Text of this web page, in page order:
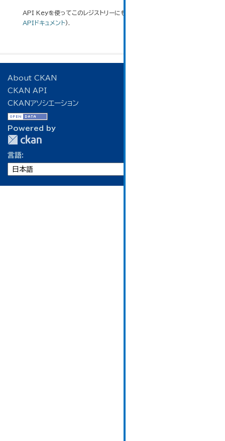
API Keyを使ってこのレジストリーにもアクセス可能です
APIドキュメント).
About CKAN
CKAN API
CKANアソシエーション
Powered by
言語